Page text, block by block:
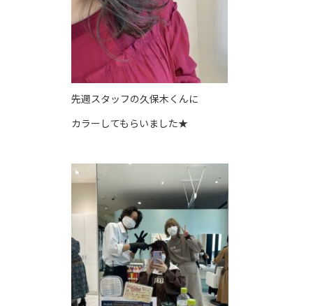
先週スタッフの久保木くんに
カラーしてもらいました★